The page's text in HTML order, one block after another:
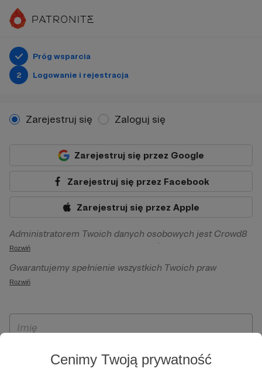
Cenimy Twoją prywatność
Próg wsparcia
2
Logowanie i rejestracja
Zarejestruj się Zaloguj się
Zarejestruj się przez Google
Zarejestruj się przez Facebook
Zarejestruj się przez Apple
Administratorem Twoich danych osobowych jest Crowd8
sp. z o.o. z siedziba w Warszawie, ul. Żwirki i Wigury 16, 02-
092 Warszawa. Twoje dane osobowe będą przetwarzane w
szczególności w celu wykonania umowy zawartej z Tobą, w
Patronite.pl, w tym możliwości dokonywania oraz
otrzymywania wsparcia na naszej platformie oraz
Rozwiń
Gwarantujemy spełnienie wszystkich Twoich praw
wynikających z ogólnego rozporządzenia o ochronie
ich przenoszenia, niepodlegania zautomatyzowanemu
wyrażenia sprzeciwu wobec przetwarzania Twoich danych
osobowych. Rejestracja dla osób niepełnoletnich możliwa
Rozwiń